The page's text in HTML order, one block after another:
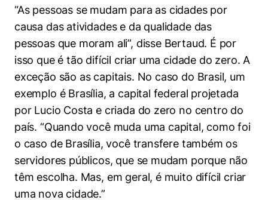
“As pessoas se mudam para as cidades por
causa das atividades e da qualidade das
pessoas que moram ali”, disse Bertaud. É por
isso que é tão difícil criar uma cidade do zero. A
exceção são as capitais. No caso do Brasil, um
exemplo é Brasília, a capital federal projetada
por Lucio Costa e criada do zero no centro do
país. “Quando você muda uma capital, como foi
o caso de Brasília, você transfere também os
servidores públicos, que se mudam porque não
têm escolha. Mas, em geral, é muito difícil criar
uma nova cidade.”